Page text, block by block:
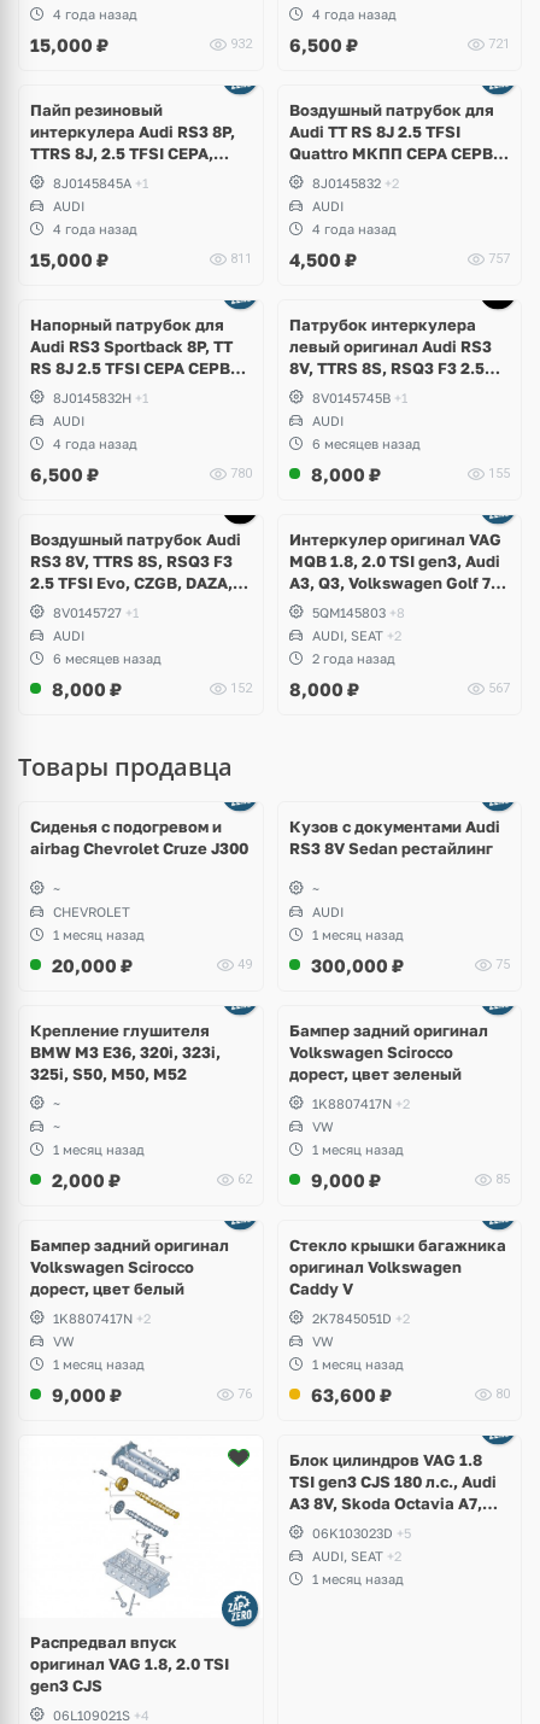
4 года назад
15,000 ₽ 932
4 года назад
6,500 ₽ 721
Пайп резиновый
интеркулера Audi RS3 8P,
TTRS 8J, 2.5 TFSI CEPA,
CEPB8J0145845A +1
AUDI
4 года назад
15,000 ₽ 811
Воздушный патрубок для
Audi TT RS 8J 2.5 TFSI
Quattro МКПП СEPA CEPB
EA8558J0145832 +2
AUDI
4 года назад
4,500 ₽ 757
Напорный патрубок для
Аudi RS3 Sportback 8P, TT
RS 8J 2.5 TFSI CEPA CEPB
EA855 DSG DQ500
8J0145832H +1
AUDI
4 года назад
6,500 ₽ 780
Патрубок интеркулера
левый оригинал Audi RS3
8V, TTRS 8S, RSQ3 F3 2.5
TFSI Evo, DAZA, DNWA,
DNWB
8V0145745B +1
AUDI
6 месяцев назад
8,000 ₽ 155
Воздушный патрубок Audi
RS3 8V, TTRS 8S, RSQ3 F3
2.5 TFSI Evo, CZGB, DAZA,
DNWA, DNWB
8V0145727 +1
AUDI
6 месяцев назад
8,000 ₽ 152
Интеркулер оригинал VAG
MQB 1.8, 2.0 TSI gen3, Audi
A3, Q3, Volkswagen Golf 7
Alltrack, Passat B8, Tiguan
2, Allspace, Taos, Arteon,
Skoda Kodiaq, Karoq,
Superb, Octavia
5QM145803 +8
AUDI, SEAT +2
2 года назад
8,000 ₽ 567
Товары продавца
Сиденья с подогревом и
airbag Chevrolet Cruze J300
~
CHEVROLET
1 месяц назад
20,000 ₽ 49
Кузов с документами Audi
RS3 8V Sedan рестайлинг
~
AUDI
1 месяц назад
300,000 ₽ 75
Крепление глушителя
BMW M3 E36, 320i, 323i,
325i, S50, M50, M52
~
~
1 месяц назад
2,000 ₽ 62
Бампер задний оригинал
Volkswagen Scirocco
дорест, цвет зеленый
1K8807417N +2
VW
1 месяц назад
9,000 ₽ 85
Бампер задний оригинал
Volkswagen Scirocco
дорест, цвет белый
1K8807417N +2
VW
1 месяц назад
9,000 ₽ 76
Стекло крышки багажника
оригинал Volkswagen
Caddy V
2K7845051D +2
VW
1 месяц назад
63,600 ₽ 80
Распредвал впуск
оригинал VAG 1.8, 2.0 TSI
gen3 CJS
06L109021S +4
2 фото
Блок цилиндров VAG 1.8
TSI gen3 CJS 180 л.с., Audi
A3 8V, Skoda Octavia A7,
Superb, Volkswagen Passat
B8, Golf VII Alltrack, Seat
Leon
06K103023D +5
AUDI, SEAT +2
1 месяц назад